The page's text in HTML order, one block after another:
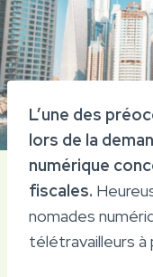
L’une des
lors de la
numérique
fiscales.
nomades
télétravailleurs à